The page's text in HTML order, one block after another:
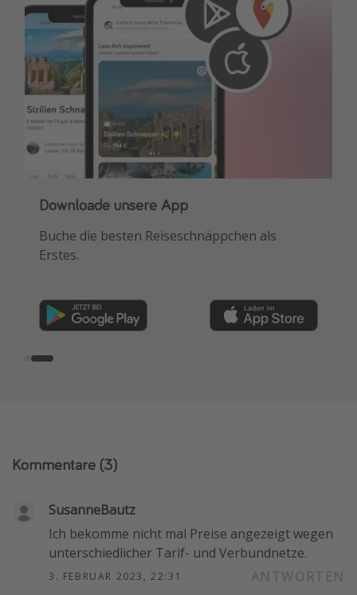
Melde dich für unseren Newsletter an
Erhalte die besten Reisedeals, Urlaubshacks &
Inspiration!
Downloade unsere App
Buche die besten Reiseschnäppchen als
Erstes.
Kommentare (3)
SusanneBautz
Ich bekomme nicht mal Preise angezeigt wegen
unterschiedlicher Tarif- und Verbundnetze.
3. FEBRUAR 2023, 22:31